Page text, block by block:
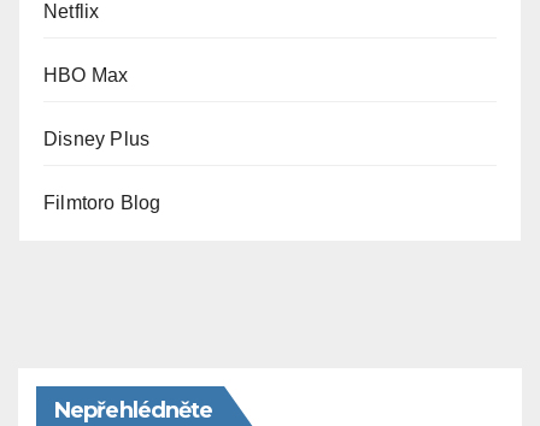
Netflix
HBO Max
Disney Plus
Filmtoro Blog
Nepřehlédněte